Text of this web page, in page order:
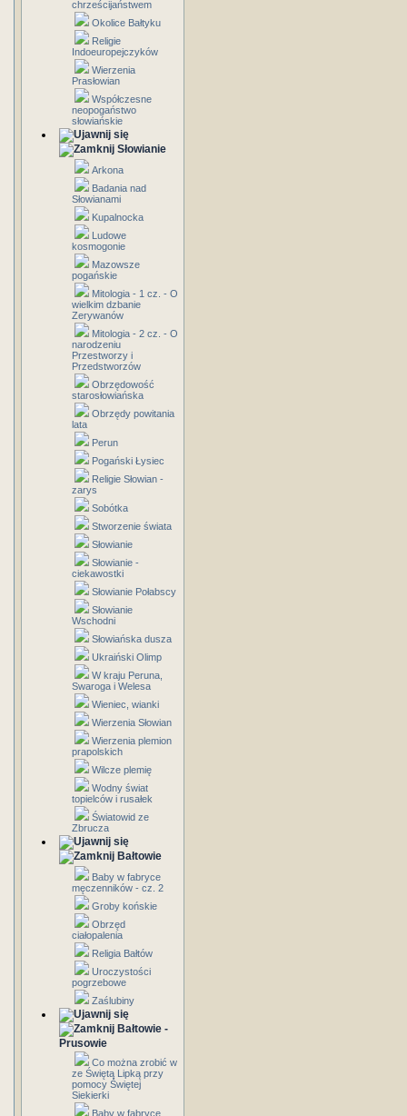
chrześcijaństwem
Okolice Bałtyku
Religie
Indoeuropejczyków
Wierzenia
Prasłowian
Współczesne
neopogaństwo
słowiańskie
Słowianie
Arkona
Badania nad
Słowianami
Kupalnocka
Ludowe
kosmogonie
Mazowsze
pogańskie
Mitologia - 1 cz. - O
wielkim dzbanie
Zerywanów
Mitologia - 2 cz. - O
narodzeniu
Przestworzy i
Przedstworzów
Obrzędowość
starosłowiańska
Obrzędy powitania
lata
Perun
Pogański Łysiec
Religie Słowian -
zarys
Sobótka
Stworzenie świata
Słowianie
Słowianie -
ciekawostki
Słowianie Połabscy
Słowianie
Wschodni
Słowiańska dusza
Ukraiński Olimp
W kraju Peruna,
Swaroga i Welesa
Wieniec, wianki
Wierzenia Słowian
Wierzenia plemion
prapolskich
Wilcze plemię
Wodny świat
topielców i rusałek
Światowid ze
Zbrucza
Bałtowie
Baby w fabryce
męczenników - cz. 2
Groby końskie
Obrzęd
ciałopalenia
Religia Bałtów
Uroczystości
pogrzebowe
Zaślubiny
Bałtowie -
Prusowie
Co można zrobić w
ze Świętą Lipką przy
pomocy Świętej
Siekierki
Baby w fabryce